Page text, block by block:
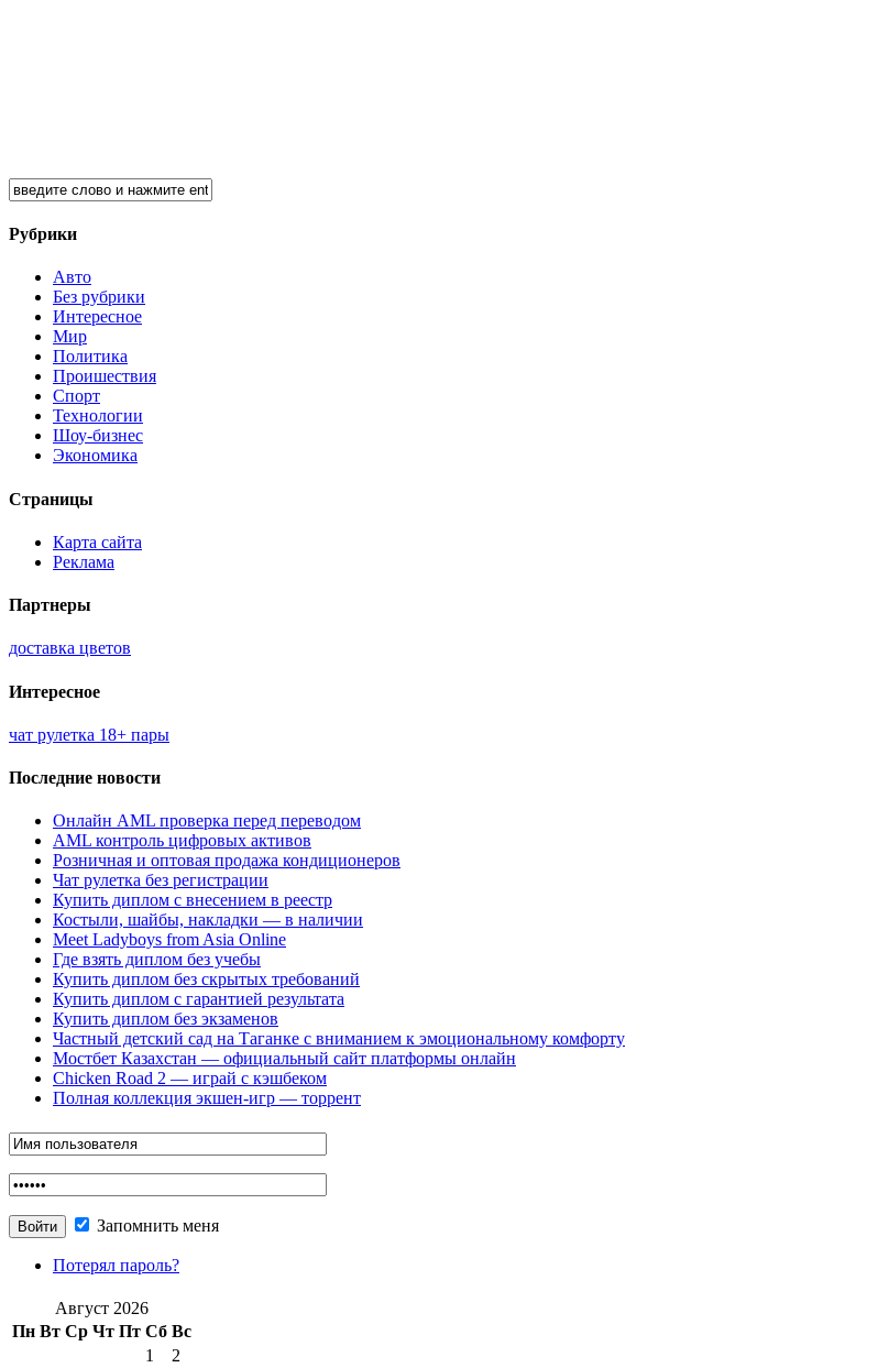
Рубрики
Авто
Без рубрики
Интересное
Мир
Политика
Проишествия
Спорт
Технологии
Шоу-бизнес
Экономика
Страницы
Карта сайта
Реклама
Партнеры
доставка цветов
Интересное
чат рулетка 18+ пары
Последние новости
Онлайн AML проверка перед переводом
AML контроль цифровых активов
Розничная и оптовая продажа кондиционеров
Чат рулетка без регистрации
Купить диплом с внесением в реестр
Костыли, шайбы, накладки — в наличии
Meet Ladyboys from Asia Online
Где взять диплом без учебы
Купить диплом без скрытых требований
Купить диплом с гарантией результата
Купить диплом без экзаменов
Частный детский сад на Таганке с вниманием к эмоциональному комфорту
Мостбет Казахстан — официальный сайт платформы онлайн
Chicken Road 2 — играй с кэшбеком
Полная коллекция экшен-игр — торрент
Запомнить меня
Потерял пароль?
Август 2026
Пн Вт Ср Чт Пт Сб Вс
1
2